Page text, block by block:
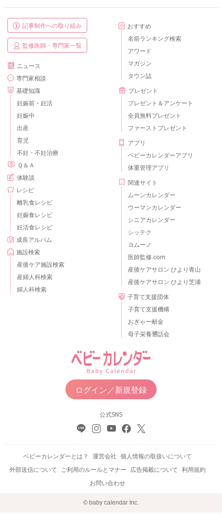
記事制作への取り組み
監修医師・専門家一覧
ニュース
専門家相談
基礎知識
妊娠前・妊活
妊娠中
出産
育児
不妊・不妊治療
Ｑ＆Ａ
体験談
レシピ
離乳食レシピ
妊娠食レシピ
妊活食レシピ
成長アルバム
施設検索
産後ケア施設検索
産婦人科検索
婦人科検索
おすすめ
名前ランキング検索
アワード
マガジン
タウン誌
プレゼント
プレゼント＆アンケート
全員無料プレゼント
ファーストプレゼント
アプリ
ベビーカレンダーアプリ
体重管理アプリ
関連サイト
ムーンカレンダー
ウーマンカレンダー
シニアカレンダー
シッテク
ヨムーノ
医師監修.com
産後ケアサロン ひより青山
産後ケアサロン ひより芝浦
子育て支援団体
子育て支援機構
おぎゃー献金
母子栄養懇話会
ログイン／新規登録
公式SNS
ベビーカレンダーとは？ 運営会社 個人情報の取扱いについて
外部送信について ご利用のルールとマナー 広告掲載について 利用規約
お問い合わせ
© baby calendar Inc.